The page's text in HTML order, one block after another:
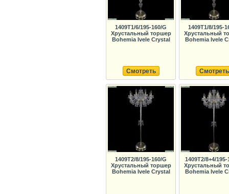
1409T1/6/195-160/G
Хрустальный торшер
Bohemia Ivele Crystal
Смотреть
1409T1/8/195-
Хрустальный
Bohemia Ivele
Смотреть
1409T2/8/195-160/G
Хрустальный торшер
Bohemia Ivele Crystal
1409T2/8+4/195-
Хрустальный
Bohemia Ivele